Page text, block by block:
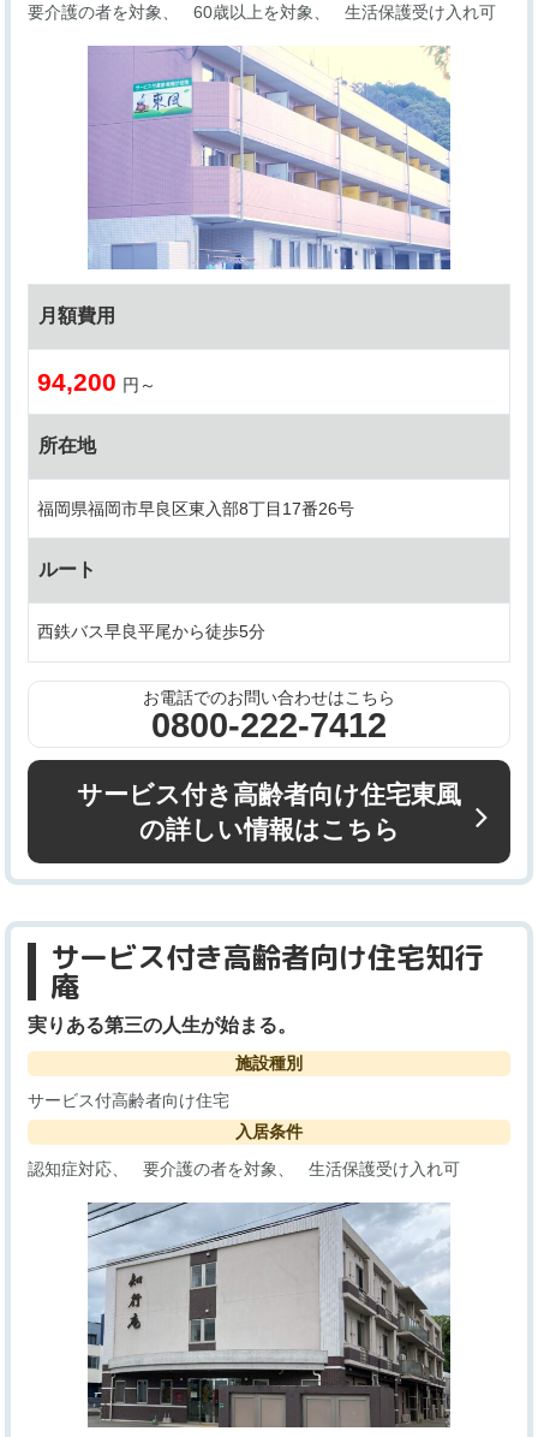
要介護の者を対象
60歳以上を対象 生活保護受け入れ可
月額費用
94,200 円～
所在地
福岡県福岡市早良区東入部8丁目17番26号
ルート
西鉄バス早良平尾から徒歩5分
お電話でのお問い合わせはこちら
0800-222-7412
サービス付き高齢者向け住宅東風
の詳しい情報はこちら
サービス付き高齢者向け住宅知行
庵
実りある第三の人生が始まる。
施設種別
サービス付高齢者向け住宅
入居条件
認知症対応
要介護の者を対象 生活保護受け入れ可